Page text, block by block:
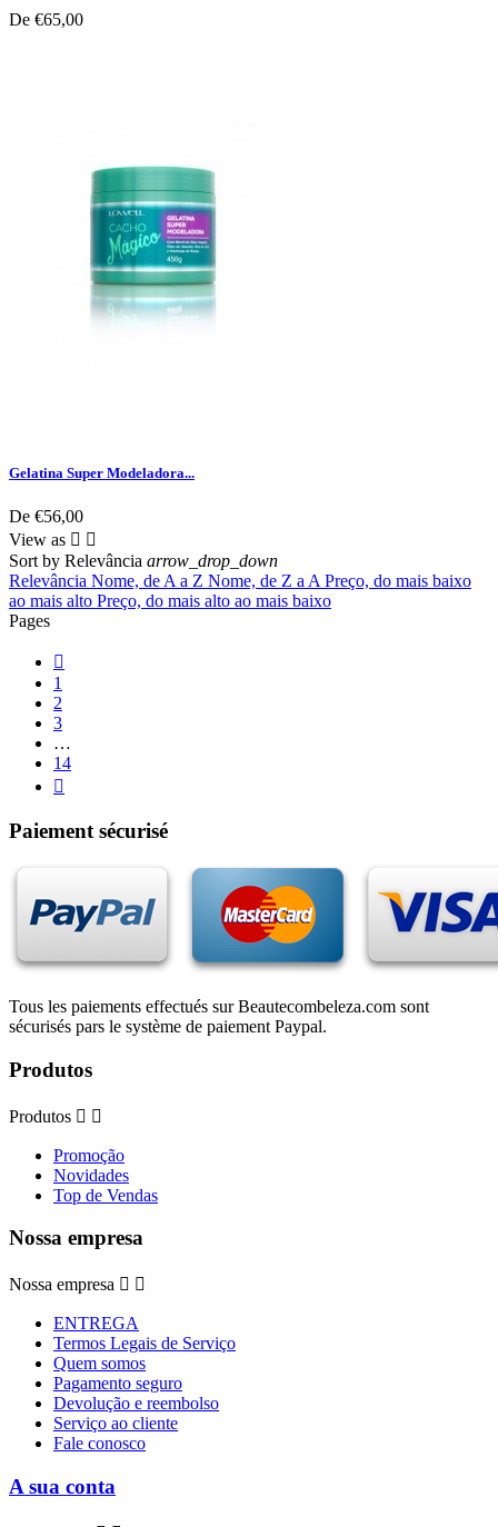
De €65,00
Gelatina Super Modeladora...
De €56,00
View as  
Sort by Relevância arrow_drop_down
Relevância Nome, de A a Z Nome, de Z a A Preço, do mais baixo
ao mais alto Preço, do mais alto ao mais baixo
Pages

1
2
3
…
14

Paiement sécurisé
Tous les paiements effectués sur Beautecombeleza.com sont
sécurisés pars le système de paiement Paypal.
Produtos
Produtos  
Promoção
Novidades
Top de Vendas
Nossa empresa
Nossa empresa  
ENTREGA
Termos Legais de Serviço
Quem somos
Pagamento seguro
Devolução e reembolso
Serviço ao cliente
Fale conosco
A sua conta